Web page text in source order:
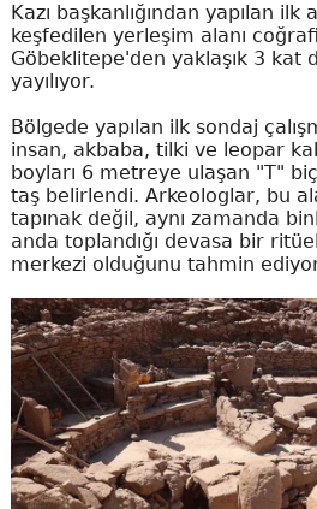
Kazı başkanlığından yapılan
keşfedilen yerleşim alanı
Göbeklitepe'den yaklaşık 3 kat
yayılıyor.
Bölgede yapılan ilk sondaj
insan, akbaba, tilki ve leopar
boyları 6 metreye ulaşan "T"
taş belirlendi. Arkeologlar, bu
tapınak değil, aynı zamanda
anda toplandığı devasa bir
merkezi olduğunu tahmin